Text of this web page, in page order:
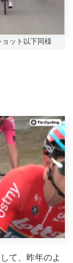
ット以下同様
て、昨年のよ